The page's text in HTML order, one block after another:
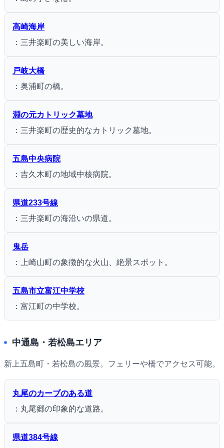
高崎海岸
：三井楽町の美しい海岸。
戸岐大橋
：奥浦町の橋。
淵の元カトリック墓地
：三井楽町の歴史的なカトリック墓地。
五島中央病院
：吉久木町の地域中核病院。
県道233号線
：三井楽町の海沿いの県道。
鬼岳
：上崎山町の象徴的な火山、絶景スポット。
五島市立富江中学校
：富江町の中学校。
中通島・若松島エリア
新上五島町・若松島の風景。フェリーや橋でアクセス可能。
丸尾のカーブのある道
：丸尾郷の印象的な道路。
県道384号線